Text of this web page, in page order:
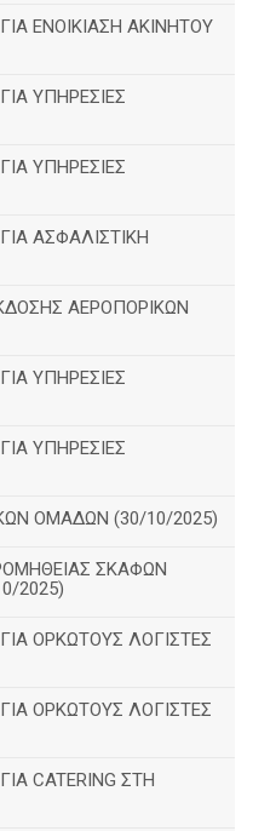
ΕΝΟΙΚΙΑΣΗ ΑΚΙΝΗΤΟΥ
ΥΠΗΡΕΣΙΕΣ
ΥΠΗΡΕΣΙΕΣ
ΑΣΦΑΛΙΣΤΙΚΗ
ΑΕΡΟΠΟΡΙΚΩΝ
ΥΠΗΡΕΣΙΕΣ
ΥΠΗΡΕΣΙΕΣ
ΟΜΑΔΩΝ (30/10/2025)
ΣΚΑΦΩΝ
2025)
ΟΡΚΩΤΟΥΣ ΛΟΓΙΣΤΕΣ
ΟΡΚΩΤΟΥΣ ΛΟΓΙΣΤΕΣ
CATERING ΣΤΗ